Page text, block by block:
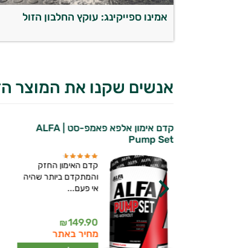
אמינו ספייקינג: עוקץ החלבון הזול
אנשים שקנו את המוצר
קדם אימון אלפא פאמפ-סט | ALFA
Pump Set
קדם האימון החזק
והמתקדם ביותר שהיה
אי פעם...
149.90
₪
מחיר באתר
יועץ בריאות אישי AI